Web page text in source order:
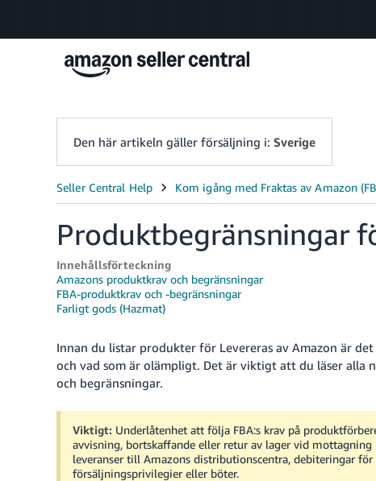
Den här artikeln gäller försäljning i: Sverige
Produktbegränsningar
Innehållsförteckning
Amazons produktkrav och begränsningar
FBA-produktkrav och -begränsningar
Farligt gods (Hazmat)
Innan du listar produkter för Levereras av Amazon är
och vad som är olämpligt. Det är viktigt att du läser alla
och begränsningar.
Viktigt: Underlåtenhet att följa FBA:s krav på
avvisning, bortskaffande eller retur av lager vid
leveranser till Amazons distributionscentra, debiteringar
försäljningsprivilegier eller böter.